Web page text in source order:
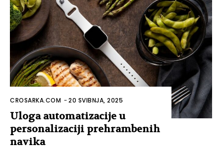
CROSARKA.COM -20 SVIBNJA, 2025
Uloga automatizacije u
personalizaciji prehrambenih
navika